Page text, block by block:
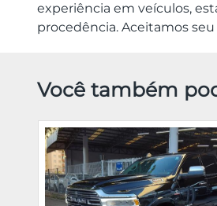
experiência em veículos,
procedência. Aceitamos
Você também